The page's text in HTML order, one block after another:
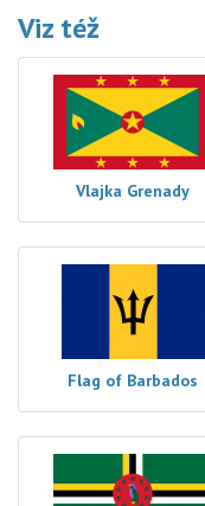
Viz též
Vlajka Grenady
Flag of Barbados